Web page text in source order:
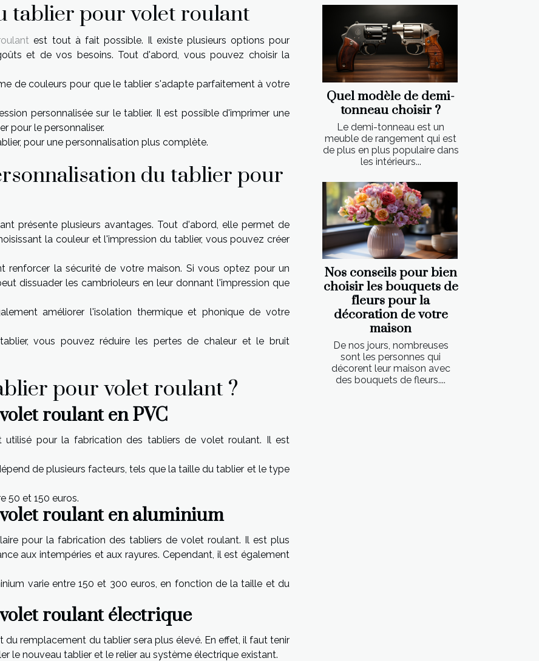
tablier pour volet roulant
est tout à fait possible. Il existe plusieurs options pour
et de vos besoins. Tout d'abord, vous pouvez choisir la
de couleurs pour que le tablier s'adapte parfaitement à votre
personnalisée sur le tablier. Il est possible d'imprimer une
pour le personnaliser.
pour une personnalisation plus complète.
du tablier pour
présente plusieurs avantages. Tout d'abord, elle permet de
la couleur et l'impression du tablier, vous pouvez créer
renforcer la sécurité de votre maison. Si vous optez pour un
dissuader les cambrioleurs en leur donnant l'impression que
améliorer l'isolation thermique et phonique de votre
vous pouvez réduire les pertes de chaleur et le bruit
pour volet roulant ?
roulant en PVC
pour la fabrication des tabliers de volet roulant. Il est
de plusieurs facteurs, tels que la taille du tablier et le type
50 et 150 euros.
roulant en aluminium
pour la fabrication des tabliers de volet roulant. Il est plus
aux intempéries et aux rayures. Cependant, il est également
varie entre 150 et 300 euros, en fonction de la taille et du
roulant électrique
remplacement du tablier sera plus élevé. En effet, il faut tenir
le nouveau tablier et le relier au système électrique existant.
Quel modèle de demi-
tonneau choisir ?
Le demi-tonneau est un
meuble de rangement qui est
de plus en plus populaire dans
les intérieurs...
Nos conseils pour bien
choisir les bouquets de
fleurs pour la
décoration de votre
maison
De nos jours, nombreuses
sont les personnes qui
décorent leur maison avec
des bouquets de fleurs....